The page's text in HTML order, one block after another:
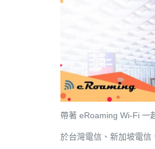
帶著 eRoaming Wi-Fi 一
於台灣電信、新加坡電信